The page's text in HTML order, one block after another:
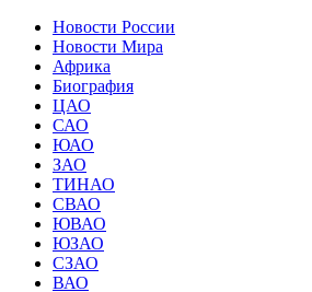
Новости России
Новости Мира
Африка
Биография
ЦАО
САО
ЮАО
ЗАО
ТИНАО
СВАО
ЮВАО
ЮЗАО
СЗАО
ВАО